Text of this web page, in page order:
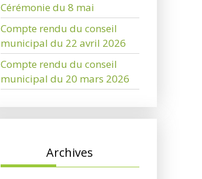
Cérémonie du 8 mai
Compte rendu du conseil
municipal du 22 avril 2026
Compte rendu du conseil
municipal du 20 mars 2026
Archives